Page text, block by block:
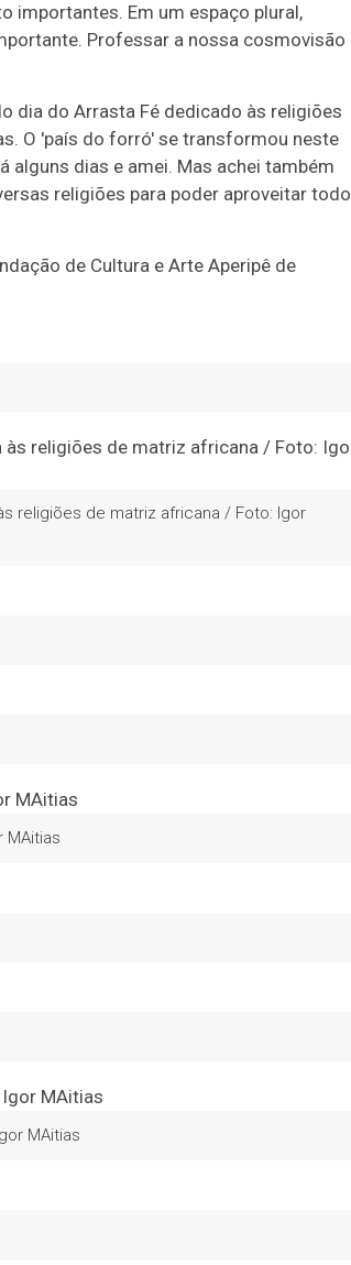
importantes. Em um espaço plural,
Professar a nossa cosmovisão
dia do Arrasta Fé dedicado às religiões
O 'país do forró' se transformou neste
alguns dias e amei. Mas achei também
religiões para poder aproveitar todo
de Cultura e Arte Aperipê de
religiões de matriz africana / Foto: Igor
MAitias
MAitias